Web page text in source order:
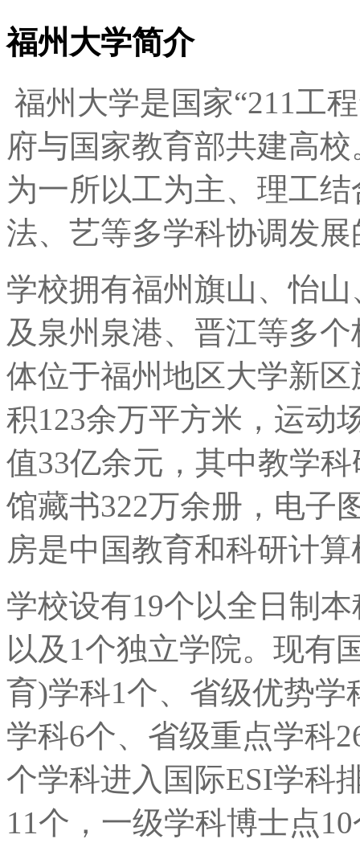
福州大学简介
福州大学是国家“211工
府与国家教育部共建高
为一所以工为主、理工
法、艺等多学科协调发
学校拥有福州旗山、怡
及泉州泉港、晋江等多
体位于福州地区大学新
积123余万平方米，运动
值33亿余元，其中教学
馆藏书322万余册，电子
房是中国教育和科研计
学校设有19个以全日制
以及1个独立学院。现有
育)学科1个、省级优势
学科6个、省级重点学科
个学科进入国际ESI学科
11个，一级学科博士点